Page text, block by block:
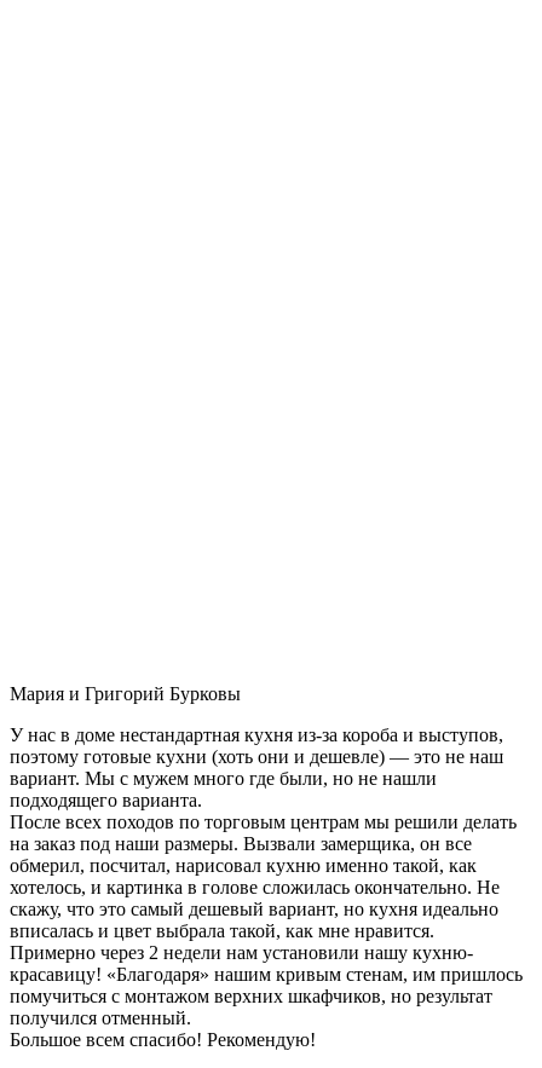
Мария и Григорий Бурковы
У нас в доме нестандартная кухня из-за короба и выступов,
поэтому готовые кухни (хоть они и дешевле) — это не наш
вариант. Мы с мужем много где были, но не нашли
подходящего варианта.
После всех походов по торговым центрам мы решили делать
на заказ под наши размеры. Вызвали замерщика, он все
обмерил, посчитал, нарисовал кухню именно такой, как
хотелось, и картинка в голове сложилась окончательно. Не
скажу, что это самый дешевый вариант, но кухня идеально
вписалась и цвет выбрала такой, как мне нравится.
Примерно через 2 недели нам установили нашу кухню-
красавицу! «Благодаря» нашим кривым стенам, им пришлось
помучиться с монтажом верхних шкафчиков, но результат
получился отменный.
Большое всем спасибо! Рекомендую!